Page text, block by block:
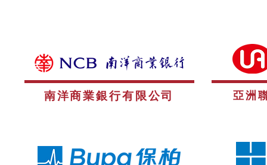
南洋商業銀行有限公司 亞洲